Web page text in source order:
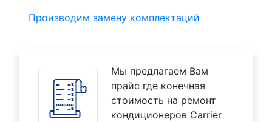
Производим замену комплектаций
Мы предлагаем Вам
прайс где конечная
стоимость на ремонт
кондиционеров Carrier